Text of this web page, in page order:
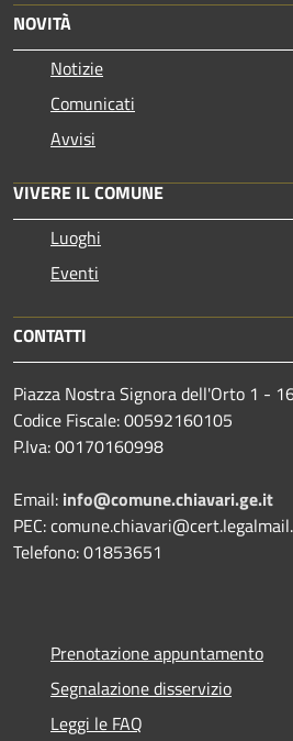
NOVITÀ
Notizie
Comunicati
Avvisi
VIVERE IL COMUNE
Luoghi
Eventi
CONTATTI
Piazza Nostra Signora dell'Orto 1 -
Codice Fiscale: 00592160105
P.Iva: 00170160998
Email: info@comune.chiavari.ge.it
PEC:
Telefono: 01853651
Prenotazione appuntamento
Segnalazione disservizio
Leggi le FAQ